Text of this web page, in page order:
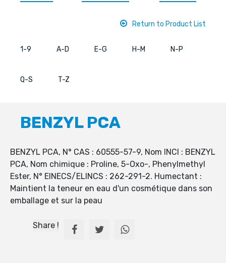
Return to Product List
1-9 A-D E-G H-M N-P
Q-S T-Z
BENZYL PCA
BENZYL PCA, N° CAS : 60555-57-9, Nom INCI : BENZYL
PCA, Nom chimique : Proline, 5-Oxo-, Phenylmethyl
Ester, N° EINECS/ELINCS : 262-291-2. Humectant :
Maintient la teneur en eau d'un cosmétique dans son
emballage et sur la peau
Share !